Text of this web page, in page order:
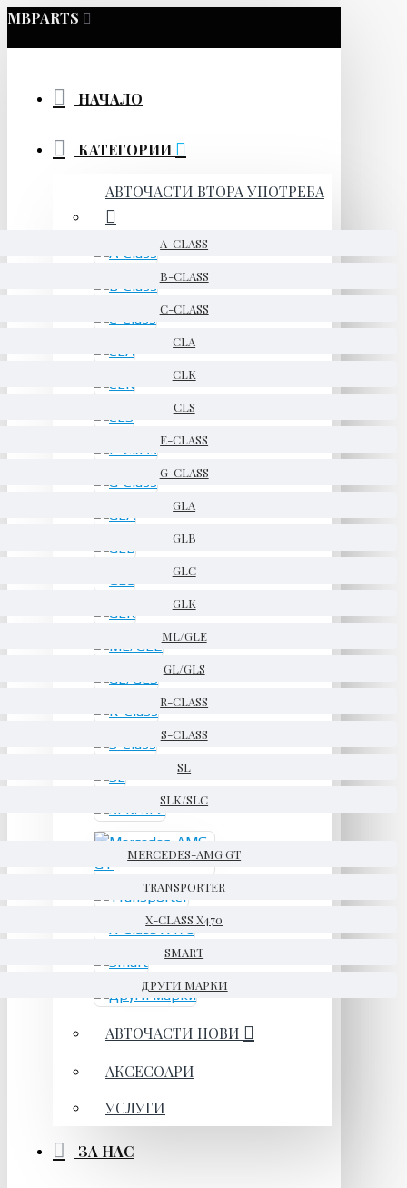
MBPARTS
НАЧАЛО
КАТЕГОРИИ
АВТОЧАСТИ ВТОРА УПОТРЕБА
A-CLASS
B-CLASS
C-CLASS
CLA
CLK
CLS
E-CLASS
G-CLASS
GLA
GLB
GLC
GLK
ML/GLE
GL/GLS
R-CLASS
S-CLASS
SL
SLK/SLC
MERCEDES-AMG GT
TRANSPORTER
X-CLASS X470
SMART
ДРУГИ МАРКИ
АВТОЧАСТИ НОВИ
АКСЕСОАРИ
УСЛУГИ
ЗА НАС